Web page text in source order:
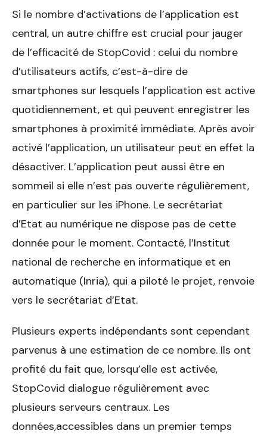
Si le nombre d’activations de l’application est
central, un autre chiffre est crucial pour jauger
de l’efficacité de StopCovid : celui du nombre
d’utilisateurs actifs, c’est-à-dire de
smartphones sur lesquels l’application est active
quotidiennement, et qui peuvent enregistrer les
smartphones à proximité immédiate. Après avoir
activé l’application, un utilisateur peut en effet la
désactiver. L’application peut aussi être en
sommeil si elle n’est pas ouverte régulièrement,
en particulier sur les iPhone. Le secrétariat
d’Etat au numérique ne dispose pas de cette
donnée pour le moment. Contacté, l’Institut
national de recherche en informatique et en
automatique (Inria), qui a piloté le projet, renvoie
vers le secrétariat d’Etat.
Plusieurs experts indépendants sont cependant
parvenus à une estimation de ce nombre. Ils ont
profité du fait que, lorsqu’elle est activée,
StopCovid dialogue régulièrement avec
plusieurs serveurs centraux. Les
données,accessibles dans un premier temps